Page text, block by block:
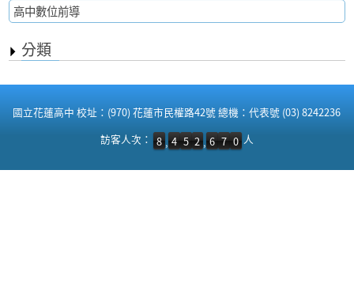
高中數位前導
分類
國立花蓮高中 校址：(970) 花蓮市民權路42號 總機：代表號 (03) 8242236
訪客人次：8,452,670 人
訪客人次： 8 , 4 5 2 , 6 7 0 人